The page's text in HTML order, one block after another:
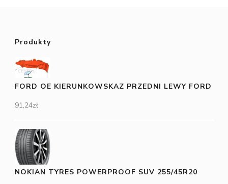
Produkty
FORD OE KIERUNKOWSKAZ PRZEDNI LEWY FORD
91,24zł
NOKIAN TYRES POWERPROOF SUV 255/45R20